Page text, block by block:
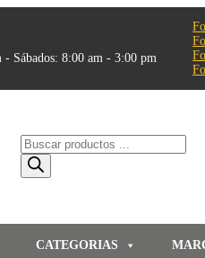
Sábados: 8:00 am - 3:00 pm
Búsqueda
de
productos
CATEGORIAS